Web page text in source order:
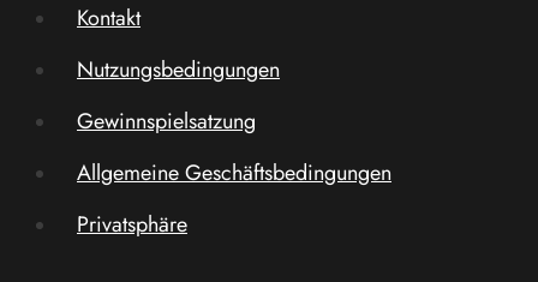
Kontakt
Nutzungsbedingungen
Gewinnspielsatzung
Allgemeine Geschäftsbedingungen
Privatsphäre